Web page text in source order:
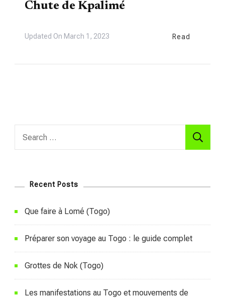
Chute de Kpalimé
Updated On March 1, 2023 Read
Search
Recent Posts
Que faire à Lomé (Togo)
Préparer son voyage au Togo : le guide complet
Grottes de Nok (Togo)
Les manifestations au Togo et mouvements de